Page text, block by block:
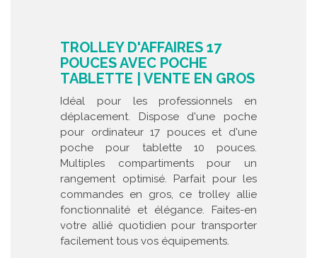
TROLLEY D'AFFAIRES 17
POUCES AVEC POCHE
TABLETTE | VENTE EN GROS
Idéal pour les professionnels en
déplacement. Dispose d'une poche
pour ordinateur 17 pouces et d'une
poche pour tablette 10 pouces.
Multiples compartiments pour un
rangement optimisé. Parfait pour les
commandes en gros, ce trolley allie
fonctionnalité et élégance. Faites-en
votre allié quotidien pour transporter
facilement tous vos équipements.